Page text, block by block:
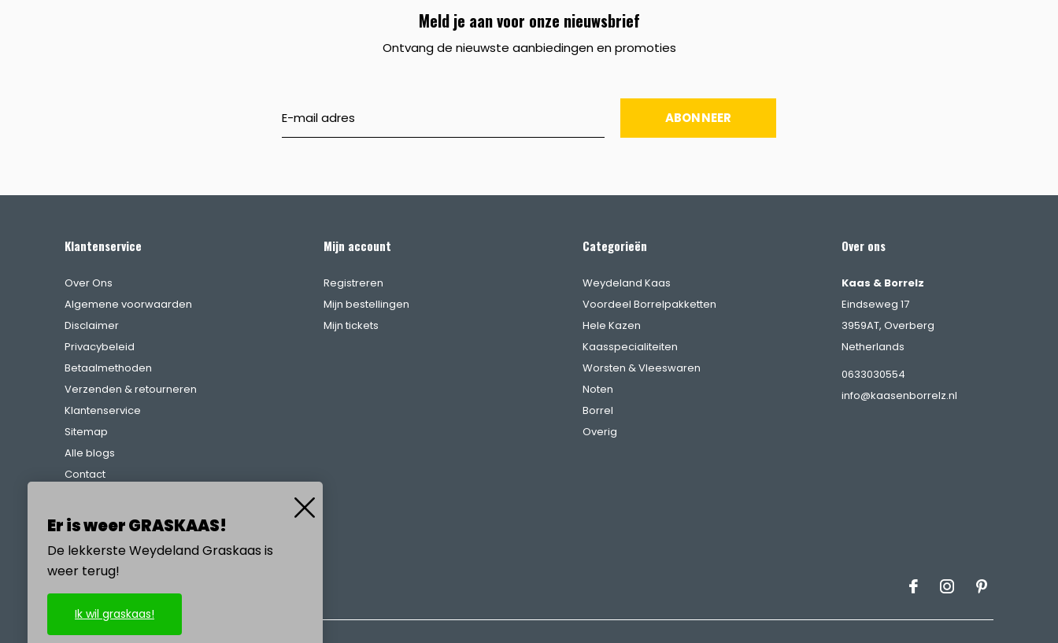
Meld je aan voor onze nieuwsbrief
Ontvang de nieuwste aanbiedingen en promoties
ABONNEER
Klantenservice
Over Ons
Algemene voorwaarden
Disclaimer
Privacybeleid
Betaalmethoden
Verzenden & retourneren
Klantenservice
Sitemap
Alle blogs
Contact
Referenties
Mijn account
Registreren
Mijn bestellingen
Mijn tickets
Categorieën
Weydeland Kaas
Voordeel Borrelpakketten
Hele Kazen
Kaasspecialiteiten
Worsten & Vleeswaren
Noten
Borrel
Overig
Over ons
Kaas & Borrelz
Eindseweg 17
3959AT, Overberg
Netherlands
0633030554
info@kaasenborrelz.nl
Er is weer GRASKAAS!
De lekkerste Weydeland Graskaas is
weer terug!
Ik wil graskaas!